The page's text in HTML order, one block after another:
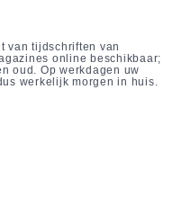
van tijdschriften van
online beschikbaar;
oud. Op werkdagen uw
werkelijk morgen in huis.